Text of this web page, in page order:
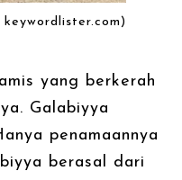
yang berkerah
Galabiyya
penamaannya
berasal dari